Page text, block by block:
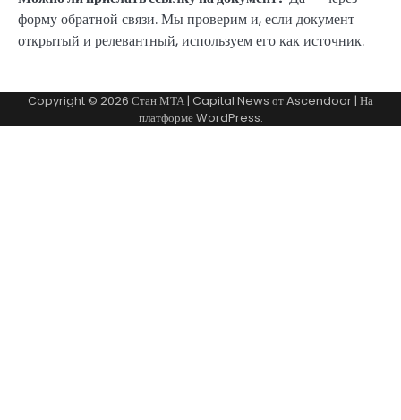
форму обратной связи. Мы проверим и, если документ
открытый и релевантный, используем его как источник.
Copyright © 2026 Стан МТА | Capital News отAscendoor | На
платформеWordPress.